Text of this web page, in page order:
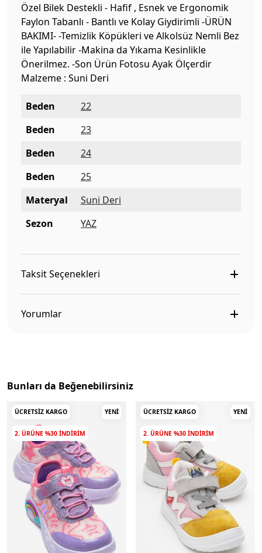
Özel Bilek Destekli - Hafif , Esnek ve Ergonomik
Faylon Tabanlı - Bantlı ve Kolay Giydirimli -ÜRÜN
BAKIMI- -Temizlik Köpükleri ve Alkolsüz Nemli Bez
ile Yapılabilir -Makina da Yıkama Kesinlikle
Önerilmez. -Son Ürün Fotosu Ayak Ölçerdir
Malzeme : Suni Deri
Beden
22
Beden
23
Beden
24
Beden
25
Materyal
Suni Deri
Sezon
YAZ
Taksit Seçenekleri
Yorumlar
Bunları da Beğenebilirsiniz
ÜCRETSIZ KARGO YENI
2. ÜRÜNE %30 INDIRIM
ÜCRETSIZ KARGO YENI
2. ÜRÜNE %30 INDIRIM